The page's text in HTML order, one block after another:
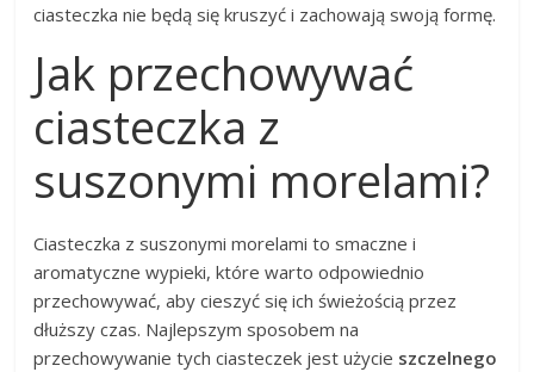
ciasteczka nie będą się kruszyć i zachowają swoją formę.
Jak przechowywać
ciasteczka z
suszonymi morelami?
Ciasteczka z suszonymi morelami to smaczne i
aromatyczne wypieki, które warto odpowiednio
przechowywać, aby cieszyć się ich świeżością przez
dłuższy czas. Najlepszym sposobem na
przechowywanie tych ciasteczek jest użycie szczelnego